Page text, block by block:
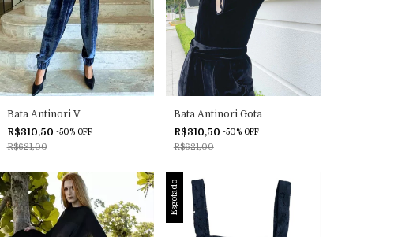
Bata Antinori V
R$310,50 -50% OFF
R$621,00
Bata Antinori Gota
R$310,50 -50% OFF
R$621,00
Esgotado